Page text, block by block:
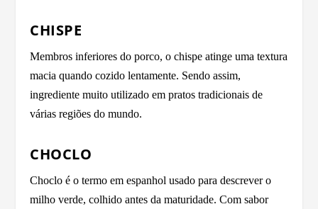
CHISPE
Membros inferiores do porco, o chispe atinge uma textura
macia quando cozido lentamente. Sendo assim,
ingrediente muito utilizado em pratos tradicionais de
várias regiões do mundo.
CHOCLO
Choclo é o termo em espanhol usado para descrever o
milho verde, colhido antes da maturidade. Com sabor